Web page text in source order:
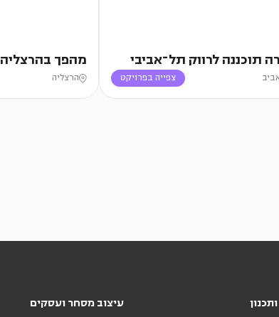
תוכננה לרווק תל־אביבי
צפייה בפרויקט
מהפך בהרצליה
הרצליה
עיצוב מסחר ועסקים